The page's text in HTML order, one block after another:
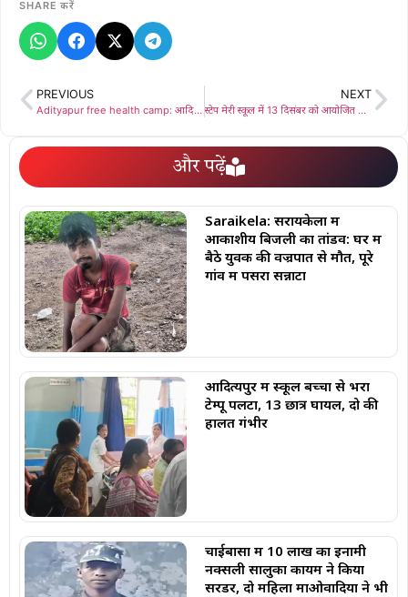
SHARE करें
PREVIOUS
Adityapur free health camp: आदित्यपुर वार्ड 18 में आयुष विभाग का निशुल्क चिकित्सा शिविर, लोगों ने लिया आयुर्वेद-यूनानी चिकित्सा लाभ
NEXT
स्टेप मेरी स्कूल में 13 दिसंबर को आयोजित होगी वार्षिक खेलकूद प्रतियोगिता, छात्र उत्साहपूर्वक तैयारी में जुटे
और पढ़ें
Saraikela: सरायकेला में
आकाशीय बिजली का तांडव: घर में
बैठे युवक की वज्रपात से मौत, पूरे
गांव में पसरा सन्नाटा
आदित्यपुर में स्कूल बच्चों से भरा
टेम्पू पलटा, 13 छात्र घायल, दो की
हालत गंभीर
चाईबासा में 10 लाख का इनामी
नक्सली सालुका कायम ने किया
सरेंडर, दो महिला माओवादियों ने भी